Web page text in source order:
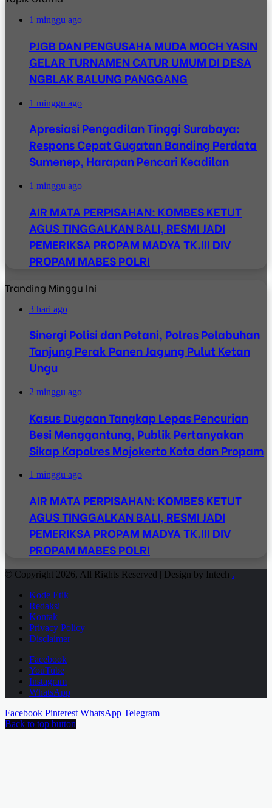
1 minggu ago
PJGB DAN PENGUSAHA MUDA MOCH YASIN
GELAR TURNAMEN CATUR UMUM DI DESA
NGBLAK BALUNG PANGGANG
1 minggu ago
Apresiasi Pengadilan Tinggi Surabaya:
Respons Cepat Gugatan Banding Perdata
Sumenep, Harapan Pencari Keadilan
1 minggu ago
AIR MATA PERPISAHAN: KOMBES KETUT
AGUS TINGGALKAN BALI, RESMI JADI
PEMERIKSA PROPAM MADYA TK.III DIV
PROPAM MABES POLRI
Tranding Minggu Ini
3 hari ago
Sinergi Polisi dan Petani, Polres Pelabuhan
Tanjung Perak Panen Jagung Pulut Ketan
Ungu
2 minggu ago
Kasus Dugaan Tangkap Lepas Pencurian
Besi Menggantung, Publik Pertanyakan
Sikap Kapolres Mojokerto Kota dan Propam
1 minggu ago
AIR MATA PERPISAHAN: KOMBES KETUT
AGUS TINGGALKAN BALI, RESMI JADI
PEMERIKSA PROPAM MADYA TK.III DIV
PROPAM MABES POLRI
© Copyright 2026, All Rights Reserved | Design by Intech .
Kode Etik
Redaksi
Kontak
Privacy Policy
Disclaimer
Facebook
YouTube
Instagram
WhatsApp
Facebook Pinterest WhatsApp Telegram
Back to top button